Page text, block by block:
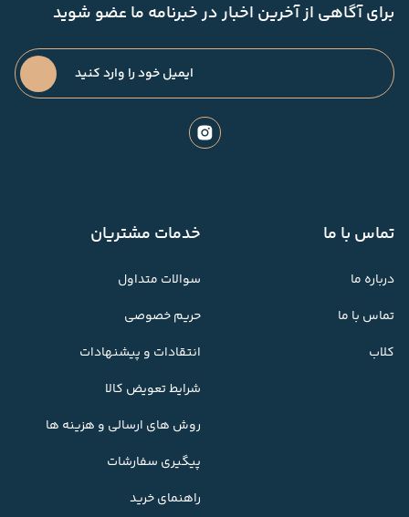
برای آگاهی از آخرین اخبار در خبرنامه ما عضو شوید
تماس با ما
درباره ما
تماس با ما
کلاب
خدمات مشتریان
سوالات متداول
حریم خصوصی
انتقادات و پیشنهادات
شرایط تعویض کالا
روش های ارسالی و هزینه ها
پیگیری سفارشات
راهنمای خرید